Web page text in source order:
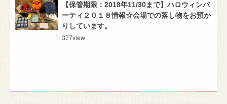
【保管期限：2018年11/30まで】ハロウィンパ
ーティ２０１８情報☆会場での落し物をお預か
りしています。
377view